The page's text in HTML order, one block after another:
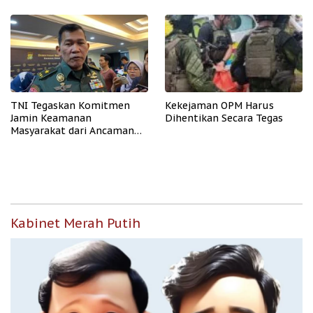
TNI Tegaskan Komitmen
Jamin Keamanan
Masyarakat dari Ancaman
Kekejaman OPM Harus
Dihentikan Secara Tegas
Kabinet Merah Putih